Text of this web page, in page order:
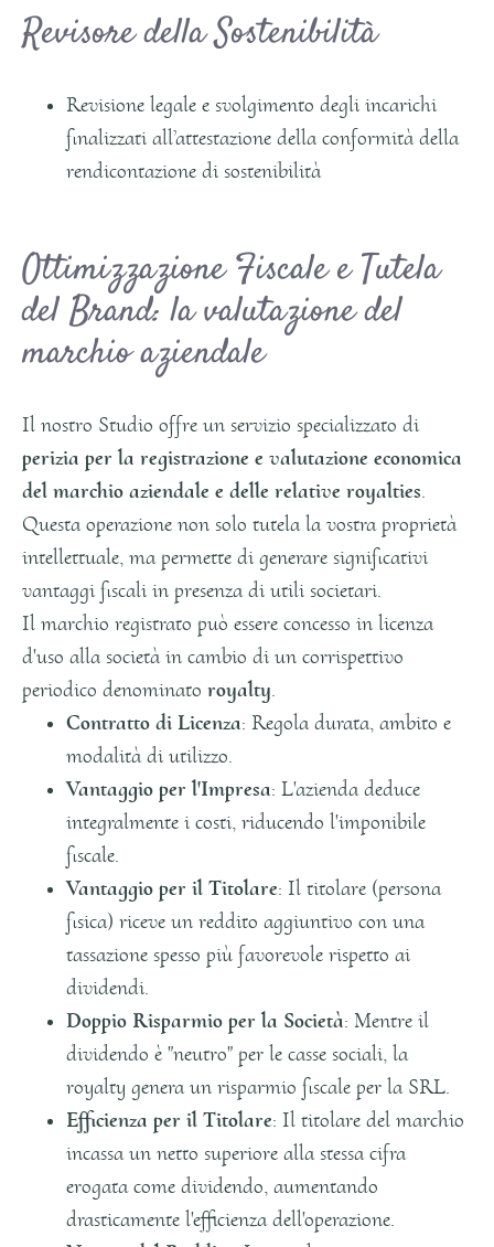
Revisore della Sostenibilità
Revisione legale e svolgimento degli incarichi
finalizzati all’attestazione della conformità della
rendicontazione di sostenibilità
Ottimizzazione Fiscale e Tutela
del Brand: la valutazione del
marchio aziendale
Il nostro Studio offre un servizio specializzato di
perizia per la registrazione e valutazione economica
del marchio aziendale e delle relative royalties.
Questa operazione non solo tutela la vostra proprietà
intellettuale, ma permette di generare significativi
vantaggi fiscali in presenza di utili societari.
Il marchio registrato può essere concesso in licenza
d'uso alla società in cambio di un corrispettivo
periodico denominato royalty.
Contratto di Licenza: Regola durata, ambito e
modalità di utilizzo.
Vantaggio per l'Impresa: L'azienda deduce
integralmente i costi, riducendo l'imponibile
fiscale.
Vantaggio per il Titolare: Il titolare (persona
fisica) riceve un reddito aggiuntivo con una
tassazione spesso più favorevole rispetto ai
dividendi.
Doppio Risparmio per la Società: Mentre il
dividendo è "neutro" per le casse sociali, la
royalty genera un risparmio fiscale per la SRL.
Efficienza per il Titolare: Il titolare del marchio
incassa un netto superiore alla stessa cifra
erogata come dividendo, aumentando
drasticamente l'efficienza dell'operazione.